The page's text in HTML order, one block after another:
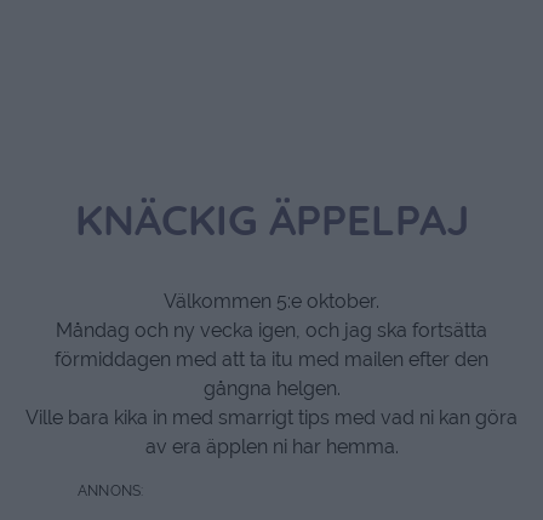
KNÄCKIG ÄPPELPAJ
Välkommen 5:e oktober.
Måndag och ny vecka igen, och jag ska fortsätta
förmiddagen med att ta itu med mailen efter den
gångna helgen.
Ville bara kika in med smarrigt tips med vad ni kan göra
av era äpplen ni har hemma.